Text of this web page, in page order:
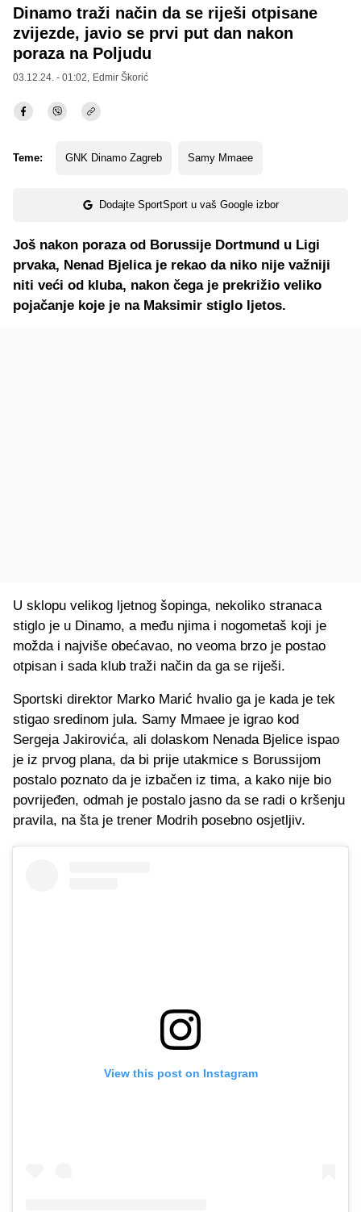
Dinamo traži način da se riješi otpisane
zvijezde, javio se prvi put dan nakon
poraza na Poljudu
03.12.24. - 01:02, Edmir Škorić
Teme: GNK Dinamo Zagreb Samy Mmaee
Dodajte SportSport u vaš Google izbor
Još nakon poraza od Borussije Dortmund u Ligi
prvaka, Nenad Bjelica je rekao da niko nije važniji
niti veći od kluba, nakon čega je prekrižio veliko
pojačanje koje je na Maksimir stiglo ljetos.
U sklopu velikog ljetnog šopinga, nekoliko stranaca
stiglo je u Dinamo, a među njima i nogometaš koji je
možda i najviše obećavao, no veoma brzo je postao
otpisan i sada klub traži način da ga se riješi.
Sportski direktor Marko Marić hvalio ga je kada je tek
stigao sredinom jula. Samy Mmaee je igrao kod
Sergeja Jakirovića, ali dolaskom Nenada Bjelice ispao
je iz prvog plana, da bi prije utakmice s Borussijom
postalo poznato da je izbačen iz tima, a kako nije bio
povrijeđen, odmah je postalo jasno da se radi o kršenju
pravila, na šta je trener Modrih posebno osjetljiv.
View this post on Instagram